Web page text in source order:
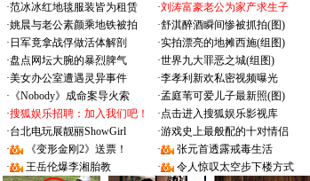
·范冰冰红地毯服装皆为租赁 ·刘涛富豪老公为家产求生子
·姚晨与老公素颜乘地铁被拍 ·舒淇醉酒瞬间惨被抓拍(图)
· 日军竟拿战俘做活体解剖 ·实拍漂亮的地摊西施(组图)
·盘点网坛大腕的暴烈脾气 ·世界九大罪恶之城(组图)
·美女办公室遭遇灵异事件 ·李孝利新欢私密视频曝光
· 《Nobody》成命案导火索 ·孟庭苇可爱儿子最新照(图)
·搜狐娱乐招聘：加入我们吧！ ·点击进入搜狐娱乐影视库
·台北电玩展靓丽ShowGirl ·游戏史上最般配的十对情侣
·
《变形金刚2》送票！ ·
张元首透露戒毒生活
·
王岳伦爆李湘胎教 · 令人惊叹太空步下楼方式